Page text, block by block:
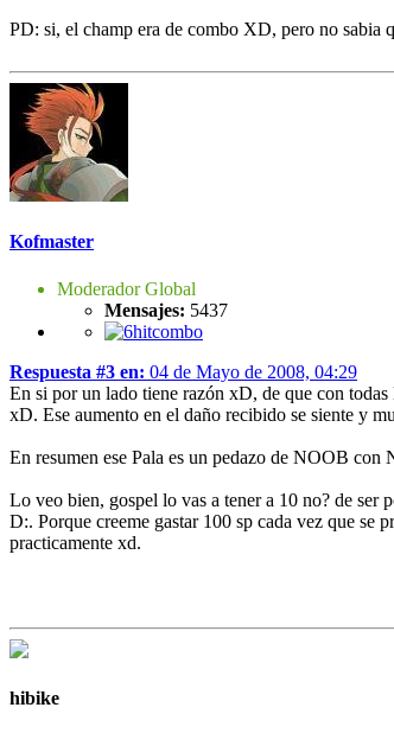
PD: si, el champ era de combo XD, pero no sabia
Kofmaster
Moderador Global
Mensajes: 5437
Respuesta #3 en: 04 de Mayo de 2008, 04:29
En si por un lado tiene razón xD, de que con
xD. Ese aumento en el daño recibido se siente y
En resumen ese Pala es un pedazo de NOOB con
Lo veo bien, gospel lo vas a tener a 10 no? de ser
D:. Porque creeme gastar 100 sp cada vez que se
practicamente xd.
hibike